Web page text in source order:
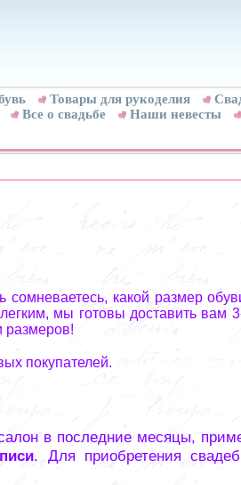
Товары для рукоделия
Все о свадьбе Наши невесты
какой размер
мы готовы доставить вам
размеров!
покупателей.
в последние месяцы,
. Для приобретения